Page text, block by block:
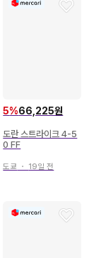
5%66,225원
도란 스트라이크 4-5
0 FF
도쿄 ・ 19일 전